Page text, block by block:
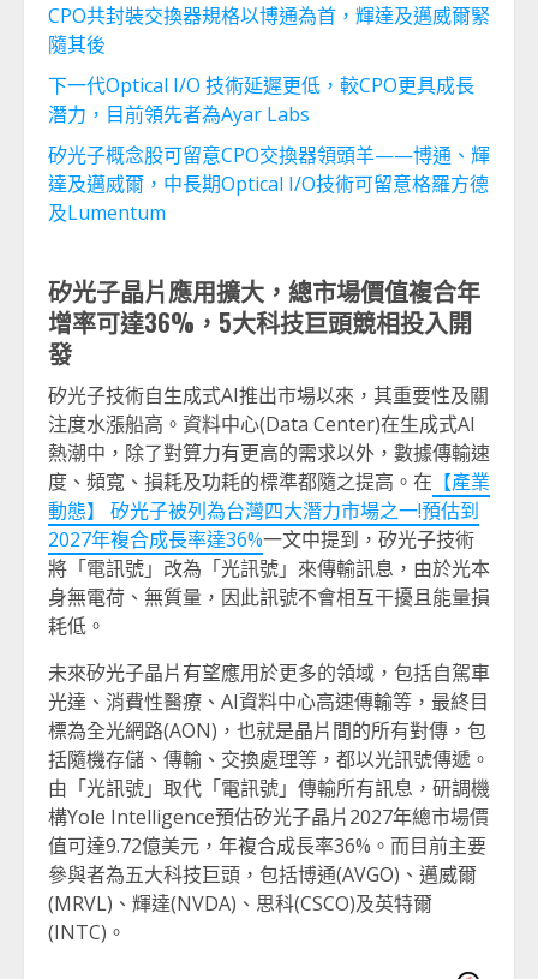
CPO共封裝交換器規格以博通為首，輝達及邁威爾緊
隨其後
下一代Optical I/O 技術延遲更低，較CPO更具成長
潛力，目前領先者為Ayar Labs
矽光子概念股可留意CPO交換器領頭羊——博通、輝
達及邁烕爾，中長期Optical I/O技術可留意格羅方德
及Lumentum
矽光子晶片應用擴大，總市場價值複合年
增率可達36% ， 5大科技巨頭競相投入開
發
矽光子技術自生成式AI推出市場以來，其重要性及關
注度水漲船高。資料中心(Data Center)在生成式AI
熱潮中，除了對算力有更高的需求以外，數據傳輸速
度、頻寬、損耗及功耗的標準都隨之提高。在 【產業
動態】 矽光子被列為台灣四大潛力市場之一!預估到
2027年複合成長率達36%一文中提到，矽光子技術
將「電訊號」改為「光訊號」來傳輸訊息，由於光本
身無電荷、無質量，因此訊號不會相互干擾且能量損
耗低。
未來矽光子晶片有望應用於更多的領域，包括自駕車
光達、消費性醫療、AI資料中心高速傳輸等，最終目
標為全光網路(AON)，也就是晶片間的所有對傳，包
括隨機存儲、傳輸、交換處理等，都以光訊號傳遞。
由「光訊號」取代「電訊號」傳輸所有訊息，研調機
構Yole Intelligence預估矽光子晶片2027年總市場價
值可達9.72億美元，年複合成長率36%。而目前主要
參與者為五大科技巨頭，包括博通(AVGO)、邁威爾
(MRVL)、輝達(NVDA)、思科(CSCO)及英特爾
(INTC)。